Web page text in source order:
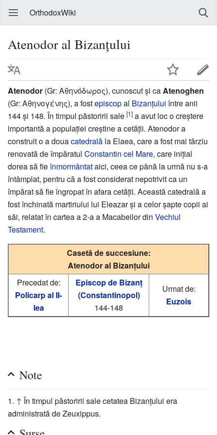
OrthodoxWiki
Atenodor al Bizanțului
Atenodor (Gr: Αθηνόδωρος), cunoscut și ca Atenoghen
(Gr: Αθηνογένης), a fostepiscopal Bizanțului între anii
144 și 148. În timpul păstoririi sale [1] a avut loc o creștere
importantă a populației creștine a cetății. Atenodor a
construit o a douacatedrală la Elaea, care a fost mai târziu
renovată de împăratul Constantin cel Mare, care inițial
dorea să fieînmormântataici, ceea ce până la urmă nu s-a
întâmplat, pentru că a fost considerat nepotrivit ca un
împărat să fie îngropat în afara cetății. Această catedrală a
fost închinată martiriului lui Eleazar și a celor șapte copii ai
săi, relatat în cartea a 2-a a Macabeilor din Vechiul
Testament.
Casetă de succesiune:
Atenodor al Bizanțului
Precedat de:
Policarp al II-
lea
Episcop de Bizanț
(Constantinopol)
144-148
Urmat de:
Euzois
Note
↑ În timpul păstoririi sale cetatea Bizanțului era
administrată de Zeuxippus.